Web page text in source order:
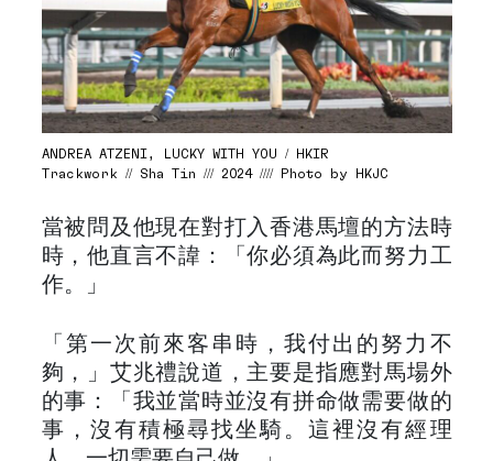
ANDREA ATZENI, LUCKY WITH YOU / HKIR
Trackwork // Sha Tin /// 2024 //// Photo by HKJC
當被問及他現在對打入香港馬壇的方法時
時，他直言不諱：「你必須為此而努力工
作。」
「第一次前來客串時，我付出的努力不
夠，」艾兆禮說道，主要是指應對馬場外
的事：「我並當時並沒有拼命做需要做的
事，沒有積極尋找坐騎。這裡沒有經理